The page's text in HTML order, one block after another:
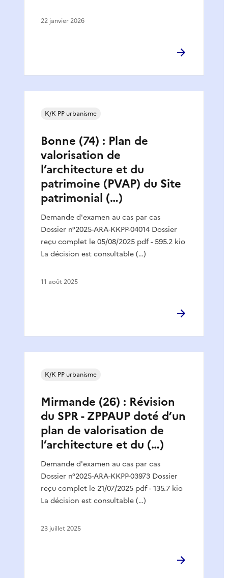
22 janvier 2026
Bonne (74) : Plan de
valorisation de
l’architecture et du
patrimoine (PVAP) du Site
patrimonial (…)
Demande d'examen au cas par cas
Dossier n°2025-ARA-KKPP-04014 Dossier
reçu complet le 05/08/2025 pdf - 595.2 kio
La décision est consultable (…)
K/K PP urbanisme
11 août 2025
Mirmande (26) : Révision
du SPR - ZPPAUP doté d’un
plan de valorisation de
l’architecture et du (…)
Demande d'examen au cas par cas
Dossier n°2025-ARA-KKPP-03973 Dossier
reçu complet le 21/07/2025 pdf - 135.7 kio
La décision est consultable (…)
K/K PP urbanisme
23 juillet 2025